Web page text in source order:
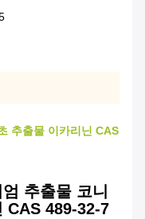
추출물 이카리닌 CAS
추출물 코니
CAS 489-32-7